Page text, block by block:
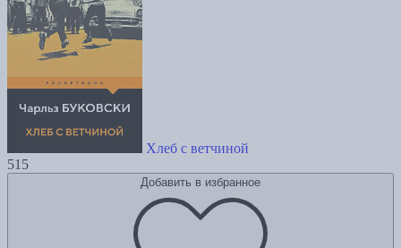
Хлеб с ветчиной
515
Добавить в избранное